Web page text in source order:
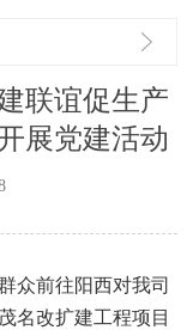
联谊促生产
展党建活动
众前往阳西对我司
名改扩建工程项目